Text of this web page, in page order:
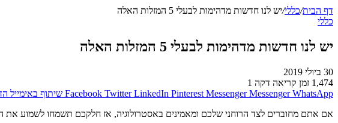
דף הבית/כללי/יש לנו חדשות מדהימות לבעלי 5 המזלות האלה
כללי
יש לנו חדשות מדהימות לבעלי 5 המזלות האלה
30 ביולי 2019
1,474 זמן קריאה דקה 1
Facebook Twitter LinkedIn Pinterest Messenger Messenger WhatsApp שיתוף באימייל
אם אתם מחוברים לצד הרוחני שלכם ומאמינים באסטרולוגיה, אז חלקכם תשמחו לשמוע